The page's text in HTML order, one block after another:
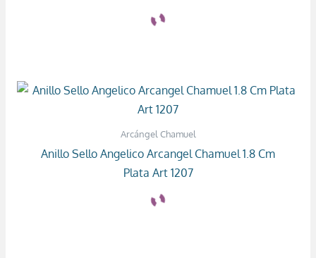
Arcángel Chamuel
Anillo Sello Angelico Arcangel Chamuel 1.8 Cm
Plata Art 1207